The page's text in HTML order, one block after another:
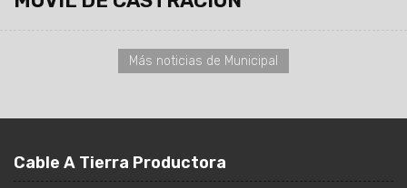
Más noticias de Municipal
Cable A Tierra Productora